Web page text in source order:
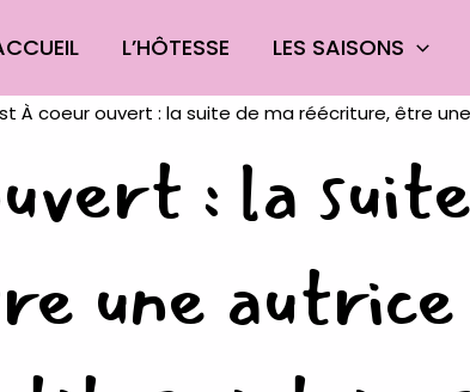
L’HÔTESSE LES SAISONS
: la
une